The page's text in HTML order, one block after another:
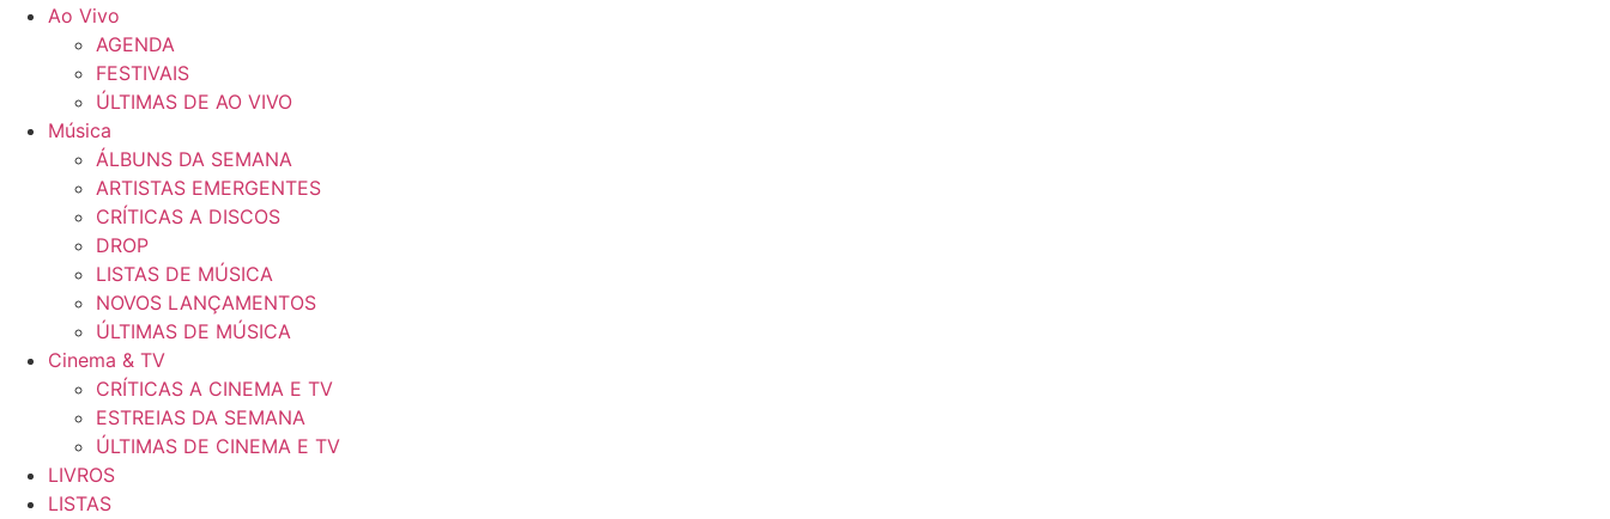
Ao Vivo
AGENDA
FESTIVAIS
ÚLTIMAS DE AO VIVO
Música
ÁLBUNS DA SEMANA
ARTISTAS EMERGENTES
CRÍTICAS A DISCOS
DROP
LISTAS DE MÚSICA
NOVOS LANÇAMENTOS
ÚLTIMAS DE MÚSICA
Cinema & TV
CRÍTICAS A CINEMA E TV
ESTREIAS DA SEMANA
ÚLTIMAS DE CINEMA E TV
LIVROS
LISTAS